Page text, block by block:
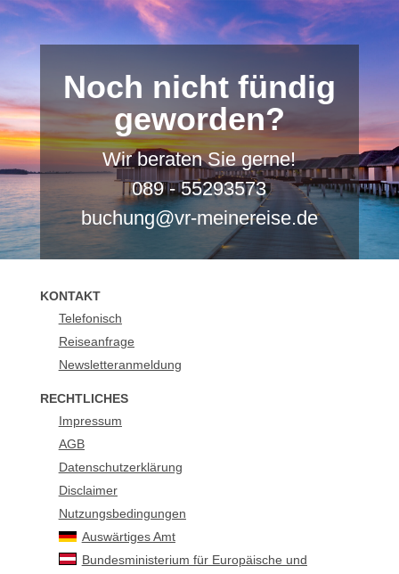
Noch nicht fündig
geworden?
Wir beraten Sie gerne!
089 - 55293573
buchung@vr-meinereise.de
KONTAKT
Telefonisch
Reiseanfrage
Newsletteranmeldung
RECHTLICHES
Impressum
AGB
Datenschutzerklärung
Disclaimer
Nutzungsbedingungen
Auswärtiges Amt
Bundesministerium für Europäische und